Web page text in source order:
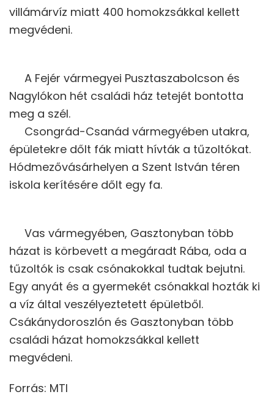
villámárvíz miatt 400 homokzsákkal kellett
megvédeni.
A Fejér vármegyei Pusztaszabolcson és
Nagylókon hét családi ház tetejét bontotta
meg a szél.
Csongrád-Csanád vármegyében utakra,
épületekre dőlt fák miatt hívták a tűzoltókat.
Hódmezővásárhelyen a Szent István téren
iskola kerítésére dőlt egy fa.
Vas vármegyében, Gasztonyban több
házat is körbevett a megáradt Rába, oda a
tűzoltók is csak csónakokkal tudtak bejutni.
Egy anyát és a gyermekét csónakkal hozták ki
a víz által veszélyeztetett épületből.
Csákánydoroszlón és Gasztonyban több
családi házat homokzsákkal kellett
megvédeni.
Forrás: MTI